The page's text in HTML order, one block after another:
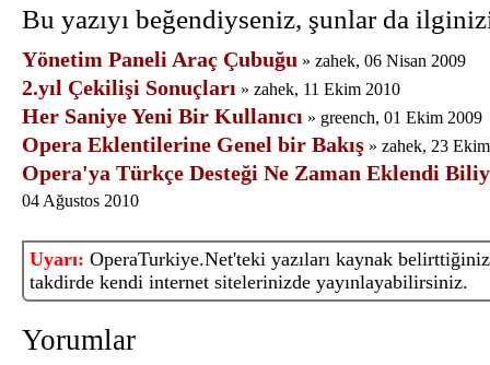
Bu yazıyı beğendiyseniz, şunlar da
Yönetim Paneli Araç Çubuğu » zahek, 06 Nisan 2009
2.yıl Çekilişi Sonuçları » zahek, 11 Ekim 2010
Her Saniye Yeni Bir Kullanıcı » greench, 01 Ekim 2009
Opera Eklentilerine Genel bir Bakış » zahek, 23
Opera'ya Türkçe Desteği Ne Zaman Eklendi
04 Ağustos 2010
Uyarı: OperaTurkiye.Net'teki yazıları kaynak belirttiğiniz
takdirde kendi internet sitelerinizde yayınlayabilirsiniz.
Yorumlar